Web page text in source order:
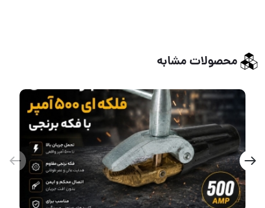
محصولات مشابه